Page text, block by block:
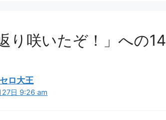
り咲いたぞ！」への
ロ大王
日 9:26 am